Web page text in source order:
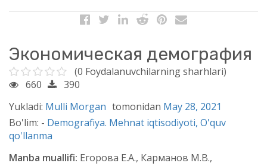
Экономическая демография
(0 Foydalanuvchilarning sharhlari)
660
390
Yukladi: Mulli Morgan tomonidan May 28, 2021
Bo'lim: - Demografiya. Mehnat iqtisodiyoti, O'quv
qo'llanma
Manba muallifi: Егорова Е.А., Карманов М.В.,